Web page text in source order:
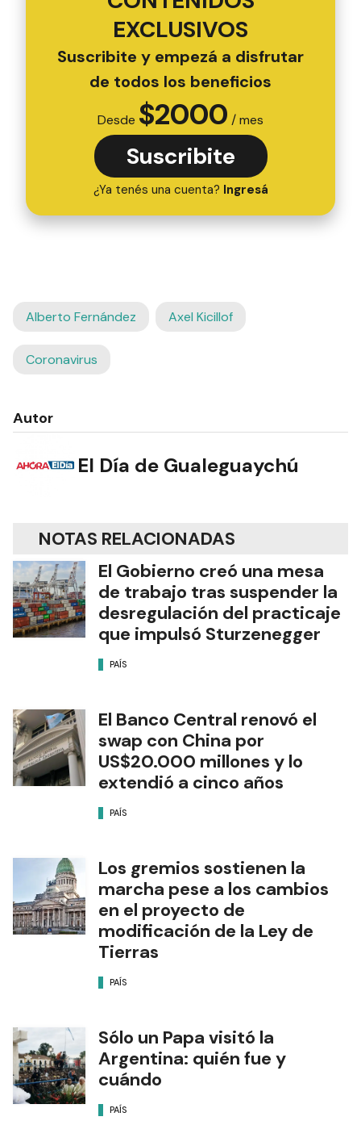
EXCLUSIVOS
Suscribite y empezá a disfrutar
de todos los beneficios
Desde $2000 / mes
Suscribite
¿Ya tenés una cuenta? Ingresá
Alberto Fernández Axel Kicillof
Coronavirus
Autor
El Día de Gualeguaychú
NOTAS RELACIONADAS
El Gobierno creó una mesa
de trabajo tras suspender la
desregulación del practicaje
que impulsó Sturzenegger
PAÍS
El Banco Central renovó el
swap con China por
US$20.000 millones y lo
extendió a cinco años
PAÍS
Los gremios sostienen la
marcha pese a los cambios
en el proyecto de
modificación de la Ley de
Tierras
PAÍS
Sólo un Papa visitó la
Argentina: quién fue y
cuándo
PAÍS